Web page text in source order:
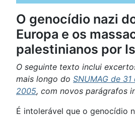
O genocídio nazi
Europa e os
palestinianos por
O seguinte texto inclui
mais longo do SNUMAG de
2005, com novos parágrafos
É intolerável que o genocídio